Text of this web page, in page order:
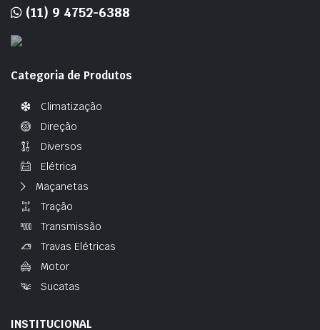
(11) 9 4752-6388
Categoria de Produtos
Climatização
Direção
Diversos
Elétrica
Maçanetas
Tração
Transmissão
Travas Elétricas
Motor
Sucatas
INSTITUCIONAL